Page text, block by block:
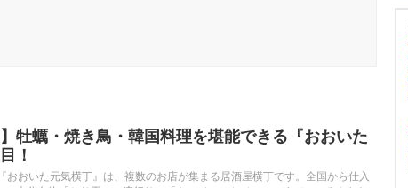
牡蠣・焼き鳥・韓国料理を堪能できる『おおいた
！
おおいた元気横丁』は、複数のお店が集まる居酒屋横丁です。全国から仕入